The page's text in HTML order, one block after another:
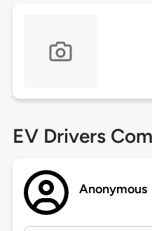
EV Drivers
Anonymous